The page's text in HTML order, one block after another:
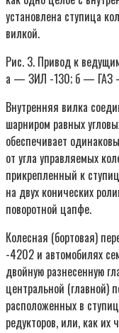
установлена ступица
вилкой.
Рис. 3. Привод к
а — ЗИЛ -130; б — ГАЗ -
Внутренняя вилка
шарниром равных
обеспечивает
от угла управляемых
прикрепленный к
на двух конических
поворотной цапфе.
Колесная (бортовая)
-4202 и автомобилях
двойную разнесенную
центральной (главной)
расположенных в
редукторов, или, как их